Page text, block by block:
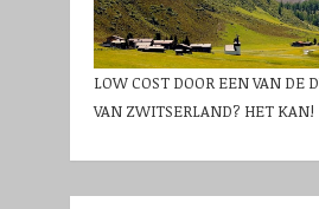
LOW COST DOOR EEN VAN DE
VAN ZWITSERLAND? HET KAN!